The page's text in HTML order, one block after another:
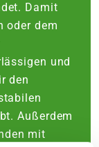
Damit
oder dem
und
den
Außerdem
mit